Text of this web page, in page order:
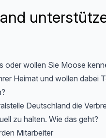
oder wollen Sie Moose
Heimat und wollen dabei
Deutschland die
zu halten. Wie das geht?
Mitarbeiter